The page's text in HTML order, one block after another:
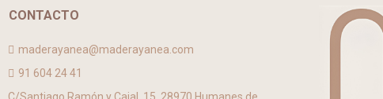
CONTACTO
maderayanea@maderayanea.com
91 604 24 41